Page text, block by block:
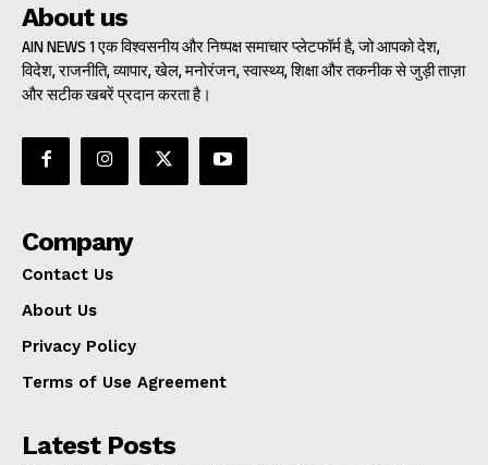
About us
AIN NEWS 1 एक विश्वसनीय और निष्पक्ष समाचार प्लेटफॉर्म है, जो आपको देश,
विदेश, राजनीति, व्यापार, खेल, मनोरंजन, स्वास्थ्य, शिक्षा और तकनीक से जुड़ी ताज़ा
और सटीक खबरें प्रदान करता है।
Company
Contact Us
About Us
Privacy Policy
Terms of Use Agreement
Latest Posts